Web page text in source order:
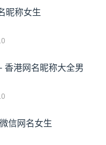
昵称女生
香港网名昵称大全男
信网名女生